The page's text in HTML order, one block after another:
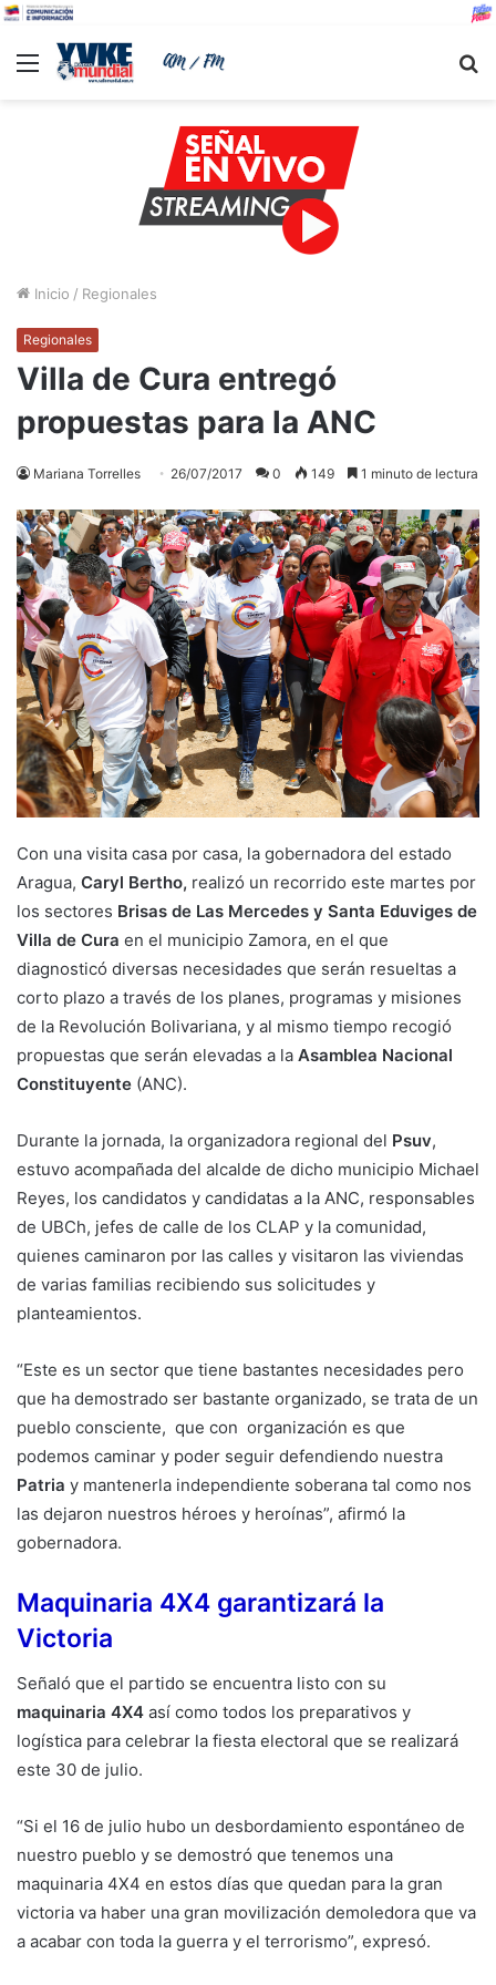
Menu
Inicio / Regionales
Regionales
Villa de Cura entregó
propuestas para la ANC
Mariana Torrelles 26/07/2017 0 149 1 minuto de lectura
Con una visita casa por casa, la gobernadora del estado
Aragua, Caryl Bertho, realizó un recorrido este martes por
los sectores Brisas de Las Mercedes y Santa Eduviges de
Villa de Cura en el municipio Zamora, en el que
diagnosticó diversas necesidades que serán resueltas a
corto plazo a través de los planes, programas y misiones
de la Revolución Bolivariana, y al mismo tiempo recogió
propuestas que serán elevadas a la Asamblea Nacional
Constituyente (ANC).
Durante la jornada, la organizadora regional del Psuv,
estuvo acompañada del alcalde de dicho municipio Michael
Reyes, los candidatos y candidatas a la ANC, responsables
de UBCh, jefes de calle de los CLAP y la comunidad,
quienes caminaron por las calles y visitaron las viviendas
de varias familias recibiendo sus solicitudes y
planteamientos.
“Este es un sector que tiene bastantes necesidades pero
que ha demostrado ser bastante organizado, se trata de un
pueblo consciente, que con organización es que
podemos caminar y poder seguir defendiendo nuestra
Patria y mantenerla independiente soberana tal como nos
las dejaron nuestros héroes y heroínas”, afirmó la
gobernadora.
Maquinaria 4X4 garantizará la
Victoria
Señaló que el partido se encuentra listo con su
maquinaria 4X4 así como todos los preparativos y
logística para celebrar la fiesta electoral que se realizará
este 30 de julio.
“Si el 16 de julio hubo un desbordamiento espontáneo de
nuestro pueblo y se demostró que tenemos una
maquinaria 4X4 en estos días que quedan para la gran
victoria va haber una gran movilización demoledora que va
a acabar con toda la guerra y el terrorismo”, expresó.